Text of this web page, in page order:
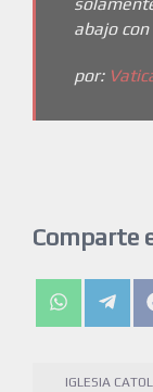
abajo
por:
Comparte
IGLESIA